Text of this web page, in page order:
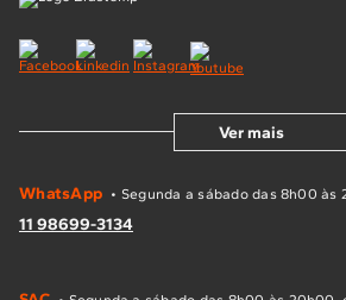
Ver mais
WhatsApp • Segunda a sábado das 8h00 às
11 98699-3134